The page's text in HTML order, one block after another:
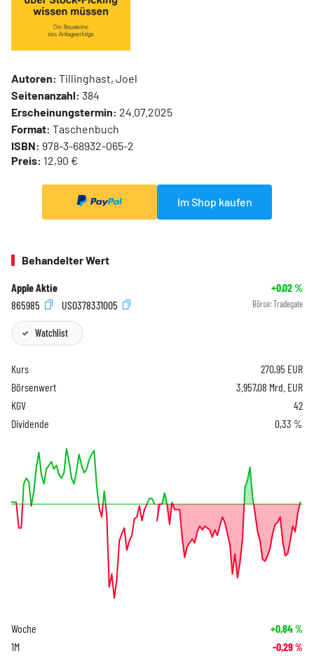
Autoren: Tillinghast, Joel
Seitenanzahl: 384
Erscheinungstermin: 24.07.2025
Format: Taschenbuch
ISBN: 978-3-68932-065-2
Preis: 12,90 €
Im Shop kaufen
Behandelter Wert
Apple Aktie +0,02%
865985
US0378331005 Börse: Tradegate
Watchlist
Kurs 270,95 EUR
Börsenwert
3.957,08 Mrd. EUR
KGV
42
Dividende
0,33 %
Woche +0,84%
1M -0,29%